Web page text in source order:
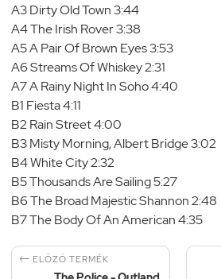
A3 Dirty Old Town 3:44
A4 The Irish Rover 3:38
A5 A Pair Of Brown Eyes 3:53
A6 Streams Of Whiskey 2:31
A7 A Rainy Night In Soho 4:40
B1 Fiesta 4:11
B2 Rain Street 4:00
B3 Misty Morning, Albert Bridge 3:02
B4 White City 2:32
B5 Thousands Are Sailing 5:27
B6 The Broad Majestic Shannon 2:48
B7 The Body Of An American 4:35
 ELŐZŐ TERMÉK